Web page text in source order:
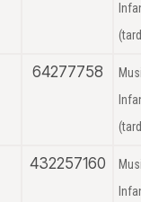
64277758
432257160